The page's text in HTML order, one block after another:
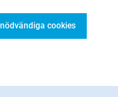
cookies
198